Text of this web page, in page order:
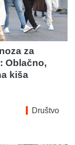
za
Oblačno,
kiša
Društvo